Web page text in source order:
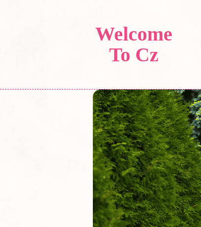
Welcome
To Cz